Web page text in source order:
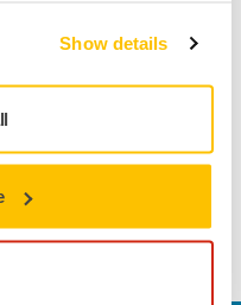
Show details
worden
om handiger te werken.
de gebruiker ervoor
hij het risico dat